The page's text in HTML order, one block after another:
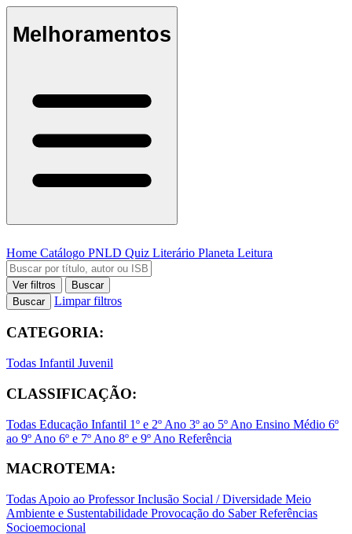
Melhoramentos
Home Catálogo PNLD Quiz Literário Planeta Leitura
Ver filtros
Buscar
Buscar
Limpar filtros
CATEGORIA:
Todas Infantil Juvenil
CLASSIFICAÇÃO:
Todas Educação Infantil 1º e 2º Ano 3º ao 5º Ano Ensino Médio 6º
ao 9º Ano 6º e 7º Ano 8º e 9º Ano Referência
MACROTEMA:
Todas Apoio ao ProfessorInclusão Social / Diversidade Meio
Ambiente e Sustentabilidade Provocação do SaberReferências
Socioemocional